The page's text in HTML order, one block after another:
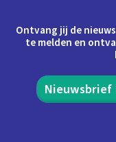
Ontvang jij de
te melden en
Nieuwsbrief